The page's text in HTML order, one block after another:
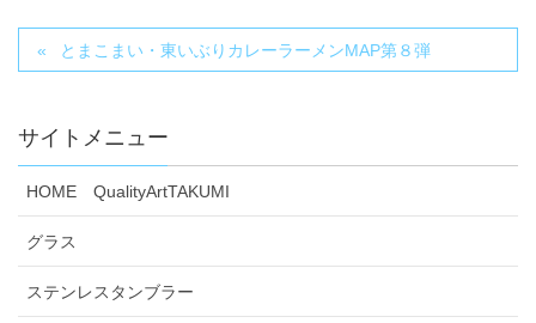
とまこまい・東いぶりカレーラーメンMAP第８弾
サイトメニュー
HOME QualityArtTAKUMI
グラス
ステンレスタンブラー